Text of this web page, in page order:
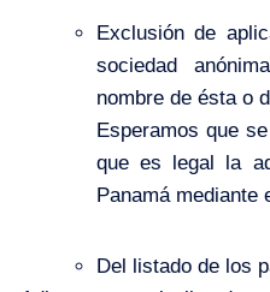
Exclusión de
sociedad
nombre de ésta o
Esperamos que
que es legal la
Panamá mediante
Del listado de los